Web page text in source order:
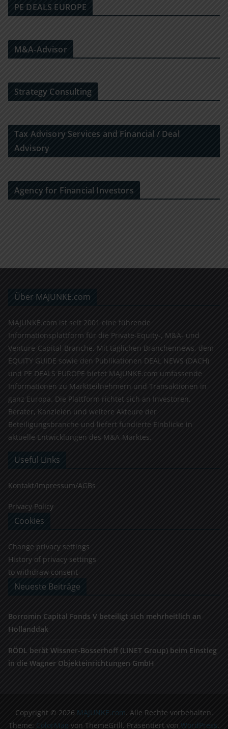
PE DEALS EUROPE
M&A-Advisor
Strategy Consulting
Tax Advisory Services and Financial / Deal
Advisory
Agency for Financial Investors
Über MAJUNKE.com
MAJUNKE.com ist seit 2001 eine führende
Informationsplattform für die Private-Equity-, M&A- und
Venture-Capital-Branche. Mit täglichen Branchennews, dem
EQUITY GUIDE sowie den Publikationen DEAL NEWS (DACH)
und PE DEALS EUROPE bietet MAJUNKE.com umfassende
Informationen zu Marktteilnehmern und Transaktionen in
ganz Europa. Die Plattform richtet sich an Investoren,
Berater, Kanzleien und weitere Akteure der
Beteiligungsbranche und liefert fundierte Einblicke in
aktuelle Entwicklungen des M&A-Marktes.
Useful Links
Kontakt/Impressum/AGBs
Privacy Policy
Cookies
Change privacy settings
History of privacy settings
to withdraw consent
Neueste Beiträge
Borromin Capital Fonds V beteiligt sich mehrheitlich an
Hollanddak
RÖDL berät Wissner-Bosserhoff (LINET Group) beim Einstieg
in die Wagner Objekteinrichtungen GmbH
Copyright © 2026 MAJUNKE.com. Alle Rechte vorbehalten.
Theme: ColorMag von ThemeGrill. Präsentiert von WordPress.